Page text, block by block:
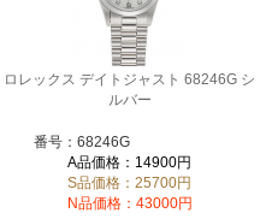
ロレックス デイトジャスト 68246G シ
ルバー
番号：68246G
A品価格：14900円
S品価格：25700円
N品価格：43000円